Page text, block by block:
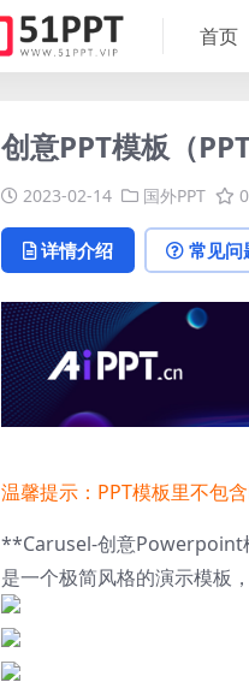
首页
创意PPT模板（
2023-02-14 国外PPT 0
详情介绍 常见问
温馨提示：PPT模板里不包
**Carusel-创意
是一个极简风格的演示模板